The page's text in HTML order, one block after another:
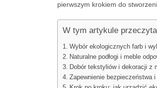
pierwszym krokiem do
W tym artykule
Wybór ekologicznych farb i
Naturalne podłogi i meble
Dobór tekstyliów i dekoracji z
Zapewnienie bezpieczeństwa